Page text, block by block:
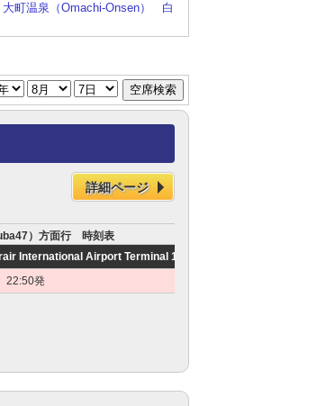
大町温泉（Omachi-Onsen）
白
詳細ページ
）方面行 時刻表
International Airport Terminal 1）
22:50発